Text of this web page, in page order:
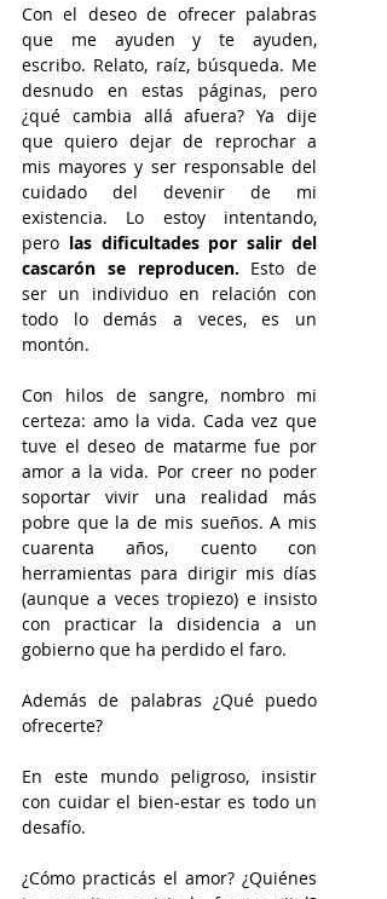
Con el deseo de ofrecer palabras
que me ayuden y te ayuden,
escribo. Relato, raíz, búsqueda. Me
desnudo en estas páginas, pero
¿qué cambia allá afuera? Ya dije
que quiero dejar de reprochar a
mis mayores y ser responsable del
cuidado del devenir de mi
existencia. Lo estoy intentando,
pero las dificultades por salir del
cascarón se reproducen. Esto de
ser un individuo en relación con
todo lo demás a veces, es un
montón.
Con hilos de sangre, nombro mi
certeza: amo la vida. Cada vez que
tuve el deseo de matarme fue por
amor a la vida. Por creer no poder
soportar vivir una realidad más
pobre que la de mis sueños. A mis
cuarenta años, cuento con
herramientas para dirigir mis días
(aunque a veces tropiezo) e insisto
con practicar la disidencia a un
gobierno que ha perdido el faro.
Además de palabras ¿Qué puedo
ofrecerte?
En este mundo peligroso, insistir
con cuidar el bien-estar es todo un
desafío.
¿Cómo practicás el amor? ¿Quiénes